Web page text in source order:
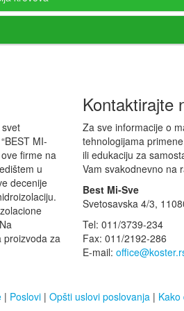
MI-
firme na
u
decenije
proizvoda za
Kontaktirajte
Za sve informacije o
tehnologijama
ili edukaciju za
Vam svakodnevno na
Best Mi-Sve
Svetosavska 4/3,
Tel: 011/3739-234
Fax: 011/2192-286
E-mail:
| Poslovi| Opšti uslovi poslovanja| Kako